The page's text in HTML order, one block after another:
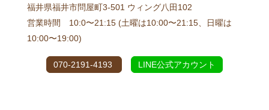
福井県福井市問屋町3-501 ウィング八田102
営業時間 10:0〜21:15 (土曜は10:00〜21:15、日曜は
10:00〜19:00)
070-2191-4193 LINE公式アカウント